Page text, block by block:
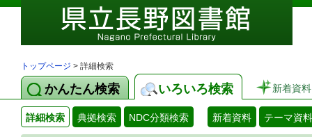
トップページ > 詳細検索
かんたん検索 いろいろ検索 新着資料
詳細検索 典拠検索 NDC分類検索 新着資料 テーマ資料